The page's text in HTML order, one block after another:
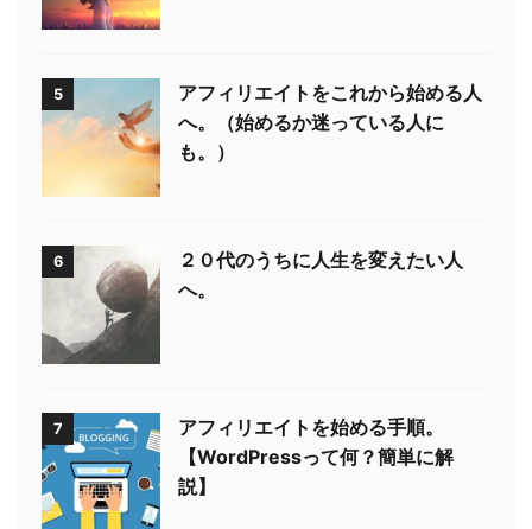
5
アフィリエイトをこれから始める人
へ。（始めるか迷っている人に
も。）
6
２０代のうちに人生を変えたい人
へ。
7
アフィリエイトを始める手順。
【WordPressって何？簡単に解
説】